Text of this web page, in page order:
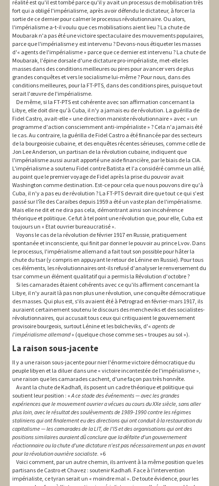
réalité est qu'il est tombé parce qu'il y avait un processus de mobilisation très
fort qui a obligé l'impérialisme, après avoir défendu le dictateur, à forcer la
sortie de ce dernier pour calmer le processus révolutionnaire. Ou alors,
l'impérialisme a-t-il voulu que ces mobilisations aient lieu ? La chute de
Moubarak n'a pas été une victoire spectaculaire des mouvements populaires,
parce que l'impérialisme y est intervenu ? Devons-nous étiqueter les masses
d'« agents de l'impérialisme » parce que ce dernier est intervenu ? La chute de
Moubarak, l'épine dorsale d'une dictature pro-impérialiste, met-elle les
masses dans des conditions meilleures ou pires pour avancer vers de plus
grandes conquêtes et vers le socialisme lui-même ? Pour nous, dans des
conditions meilleures, pour la FT-PTS, dans des conditions pires, puisque tout
serait l'œuvre de l'impérialisme.
De même, si la FT-PTS est cohérente avec son affirmation concernant la
Libye, elle doit dire qu'à Cuba, il n'y a jamais eu de révolution. La guérilla de
Fidel Castro, avait-elle « une direction marxiste révolutionnaire » avec « un
programme d'action consciemment anti-impérialiste » ? Cela n'a jamais été
le cas. Au contraire, la guérilla de Fidel Castro a été financée par des secteurs
de la bourgeoisie cubaine, et des enquêtes récentes sérieuses, comme celle de
Jon Lee Anderson, un partisan de la révolution cubaine, indiquent que
l'impérialisme aussi aurait apporté une aide financière, par le biais de la CIA.
L'impérialisme a soutenu Fidel contre Batista et l'a considéré comme un allié,
au point que le premier voyage de Fidel après la prise du pouvoir avait
Washington comme destination. Est-ce pour cela que nous pouvons dire qu'à
Cuba, il n'y a pas eu de révolution ? La FT-PTS devrait dire que tout ce qui s'est
passé sur l'île des Caraïbes depuis 1959 a été un vaste plan de l'impérialisme.
Mais elle ne dit et ne dira pas cela, démontrant ainsi son incohérence
théorique et politique. Ce fut à tel point une révolution que, pour elle, Cuba est
toujours un « Etat ouvrier bureaucratisé ».
Voyons le cas de la révolution de février 1917 en Russie, pratiquement
spontanée et inconsciente, qui finit par donner le pouvoir au prince Lvov. Dans
le processus, l'impérialisme allemand a fait tout son possible pour hâter la
chute du tsar (y compris en appuyant le retour de Lénine en Russie). Pour tous
ces éléments, les révolutionnaires ont-ils refusé d'analyser le renversement du
tsar comme un élément qualitatif qui a permis la Révolution d'octobre ?
Si les camarades étaient cohérents avec ce qu'ils affirment concernant la
Libye, il n'y aurait là pas non plus une révolution, une conquête démocratique
des masses. Qui plus est, s'ils avaient été à Petrograd en février-mars 1917, ils
auraient certainement soutenu le discours des mencheviks et des socialistes-
révolutionnaires, qui accusait tous ceux qui critiquaient le gouvernement
provisoire bourgeois, surtout Lénine et les bolcheviks, d'« agents de
l'impérialisme allemand» (quelque chose comme ses « troupes au sol »).
La raison sous-jacente
Il y a une raison sous-jacente pour nier l'énorme victoire démocratique du
peuple libyen et la diluer dans une « victoire incontestée de l'impérialisme »,
une raison que les camarades cachent, d'une façon pas très honnête.
Avant la chute de Kadhafi, ils posent un cadre théorique et politique qui
soutient leur position : «A ce stade des événements — avec les grandes
expériences que le mouvement ouvrier a vécues au cours du XXe siècle, sans aller
plus loin, avec le résultat des soulèvements de 1989-1990 contre les régimes
staliniens qui ont finalement eu des directions qui ont conduit à la restauration du
capitalisme — les camarades de la LIT, de l'IS et des organisations qui ont des
positions similaires auraient dû conclure que la défaite d'un gouvernement
réactionnaire ou la chute d'une dictature n'est pas nécessairement un pas en avant
pour la révolution ouvrière socialiste. »6
Voici comment, par un autre chemin, ils arrivent à la même position que les
partisans de Castro et Chavez : soutenir Kadhafi. Face à l'intervention
impérialiste, ce tyran serait un « moindre mal ». De toute évidence, pour les